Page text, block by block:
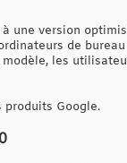
version
de
les
produits Google.